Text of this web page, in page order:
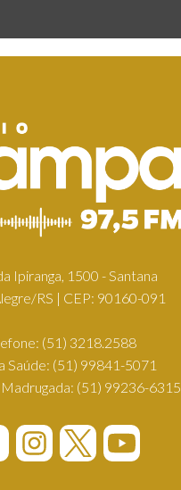
Ipiranga, 1500 - Santana
RS | CEP: 90160-091
(51) 3218.2588
Saúde: (51) 99841-5071
(51) 99236-6315